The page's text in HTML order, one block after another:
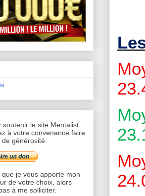
soutenir le site Mentalist
à votre convenance faire
de générosité.
je vous apporte mon
de votre choix, alors
à me solliciter.